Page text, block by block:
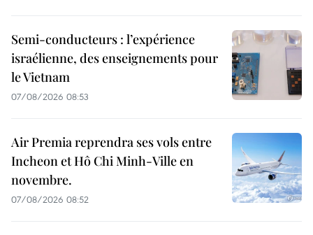
Semi-conducteurs : l’expérience
israélienne, des enseignements pour
le Vietnam
07/08/2026 08:53
Air Premia reprendra ses vols entre
Incheon et Hô Chi Minh-Ville en
novembre.
07/08/2026 08:52